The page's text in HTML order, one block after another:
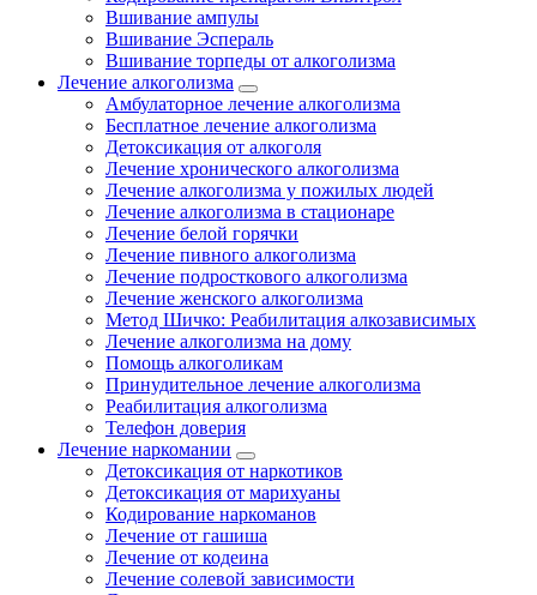
Вшивание ампулы
Вшивание Эспераль
Вшивание торпеды от алкоголизма
Лечение алкоголизма
Амбулаторное лечение алкоголизма
Бесплатное лечение алкоголизма
Детоксикация от алкоголя
Лечение хронического алкоголизма
Лечение алкоголизма у пожилых людей
Лечение алкоголизма в стационаре
Лечение белой горячки
Лечение пивного алкоголизма
Лечение подросткового алкоголизма
Лечение женского алкоголизма
Метод Шичко: Реабилитация алкозависимых
Лечение алкоголизма на дому
Помощь алкоголикам
Принудительное лечение алкоголизма
Реабилитация алкоголизма
Телефон доверия
Лечение наркомании
Детоксикация от наркотиков
Детоксикация от марихуаны
Кодирование наркоманов
Лечение от гашиша
Лечение от кодеина
Лечение солевой зависимости